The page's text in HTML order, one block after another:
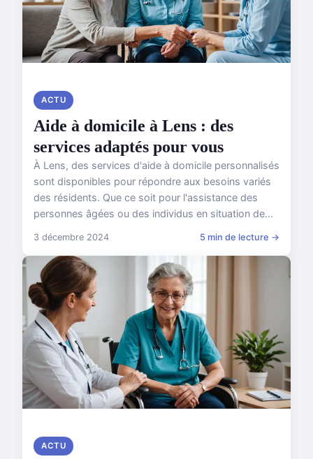
ACTU
Aide à domicile à Lens : des
services adaptés pour vous
À Lens, des services d'aide à domicile personnalisés
sont disponibles pour répondre aux besoins variés
des résidents. Que ce soit pour l'assistance des
personnes âgées ou des individus en situation de...
3 décembre 2024 5 min de lecture →
ACTU